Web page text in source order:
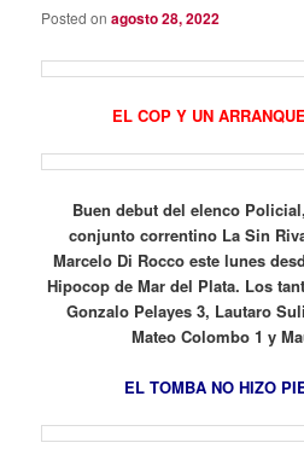
Posted onagosto 28, 2022
EL COP Y UN
Buen debut del elenco
conjunto correntino La Sin
Marcelo Di Rocco este lunes
Hipocop de Mar del Plata. Los
Gonzalo Pelayes 3, Lautaro
Mateo Colombo 1 y
EL TOMBA NO HIZO